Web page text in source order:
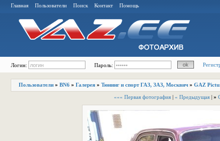
Главная Пользователи Поиск Контакт Помощь
Логин: Пароль:
Пользователи » BN6 » Галерея » Тюнинг и спорт ГАЗ, ЗАЗ, Москвич » GAZ
««« Первая фотография | « Предыдущая | »